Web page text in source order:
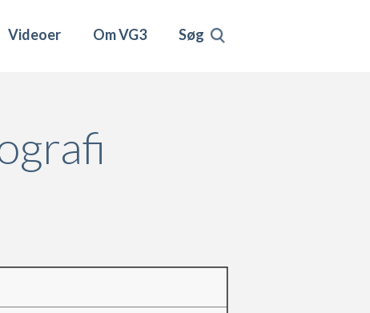
Videoer Om VG3 Søg